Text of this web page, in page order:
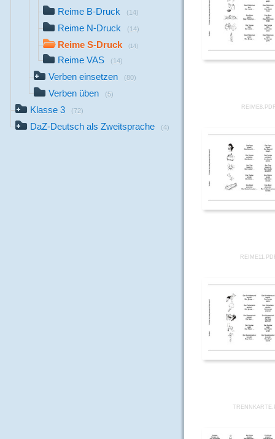
Reime B-Druck (14)
Reime N-Druck (14)
Reime S-Druck (14)
Reime VAS (14)
Verben einsetzen (80)
Verben üben (5)
Klasse 3 (72)
DaZ-Deutsch als Zweitsprache (4)